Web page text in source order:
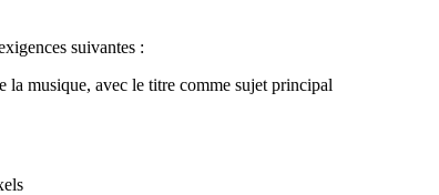
suivantes :
la musique, avec le titre comme sujet principal